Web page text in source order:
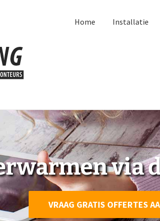
Home Installatie
via
VRAAG GRATIS OFFERTES